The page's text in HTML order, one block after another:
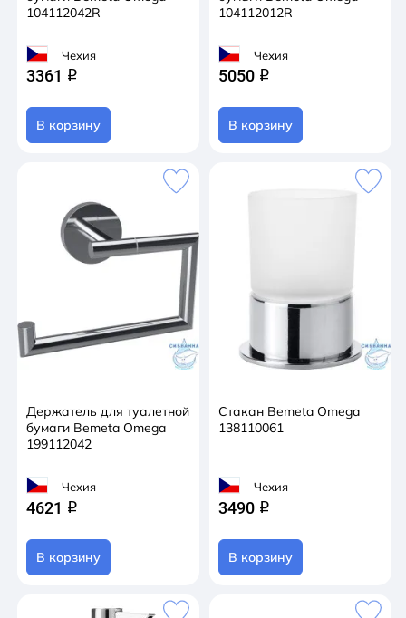
104112042R
Чехия
3361 q
В корзину
104112012R
Чехия
5050 q
В корзину
Держатель для туалетной
бумаги Bemeta Omega
199112042
Чехия
4621 q
В корзину
Стакан Bemeta Omega
138110061
Чехия
3490 q
В корзину